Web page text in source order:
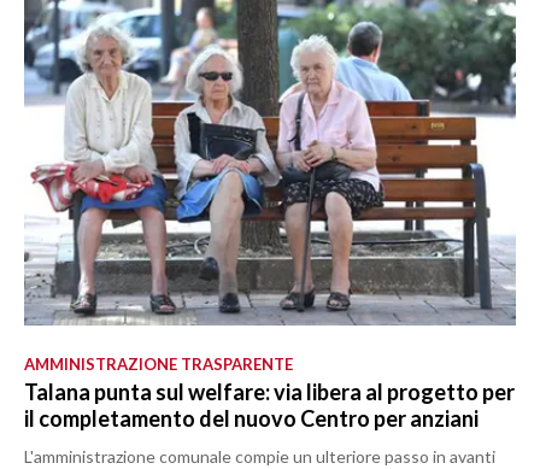
AMMINISTRAZIONE TRASPARENTE
Talana punta sul welfare: via libera al progetto per
il completamento del nuovo Centro per anziani
L'amministrazione comunale compie un ulteriore passo in avanti